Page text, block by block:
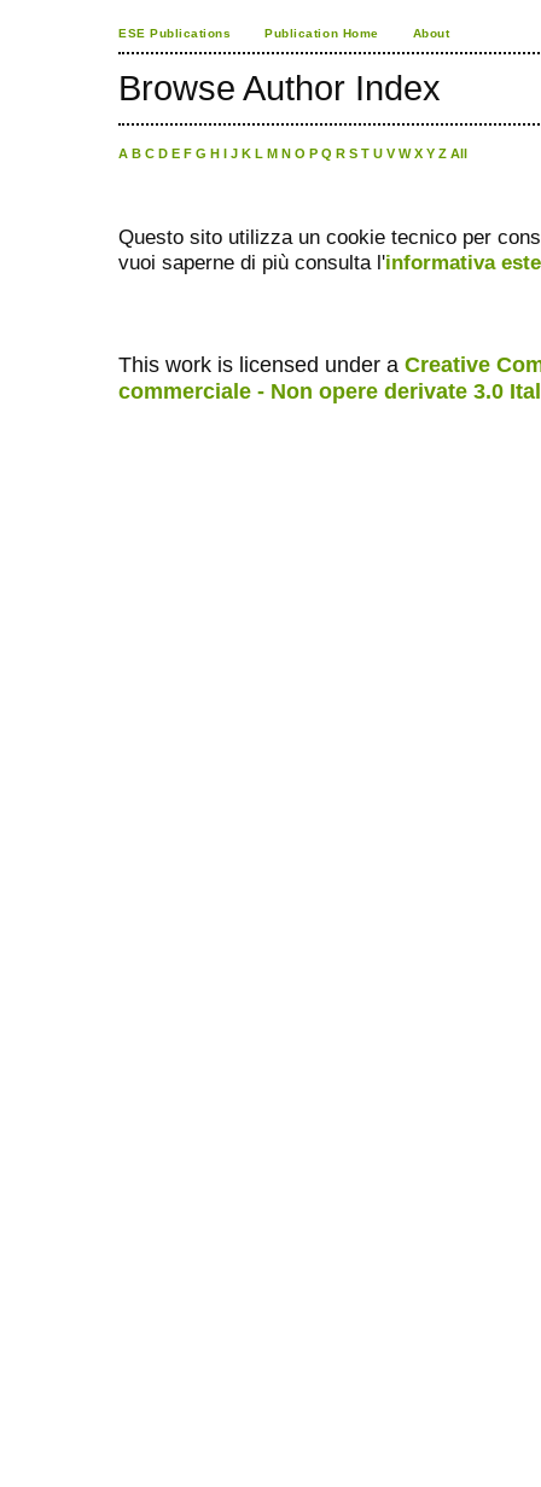
ESE Publications Publication Home About
Browse Author Index
A B C D E F G H I J K L M N O P Q R S T U V W X Y Z All
Questo sito utilizza un cookie tecnico per
vuoi saperne di più consulta l'informativa
This work is licensed under a Creative
commerciale - Non opere derivate 3.0